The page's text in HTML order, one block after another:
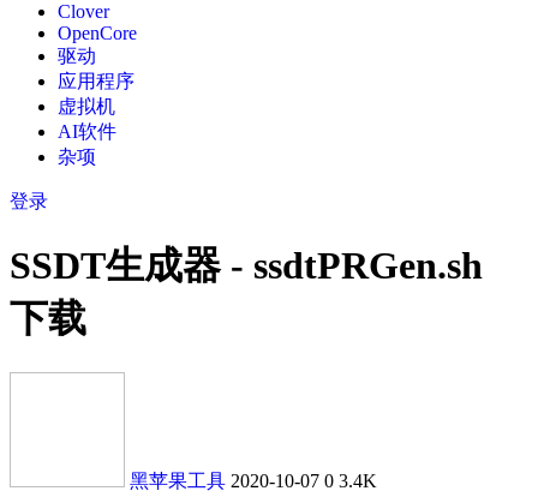
Clover
OpenCore
驱动
应用程序
虚拟机
AI软件
杂项
登录
SSDT生成器 - ssdtPRGen.sh
下载
黑苹果工具 2020-10-07 0 3.4K